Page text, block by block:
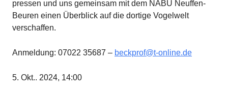
pressen und uns gemeinsam mit dem NABU Neuffen-
Beuren einen Überblick auf die dortige Vogelwelt
verschaffen.
Anmeldung: 07022 35687 – beckprof@t-online.de
5. Okt.. 2024, 14:00